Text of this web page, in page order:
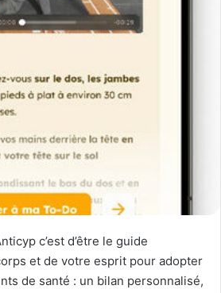
c’est d’être le guide
et de votre esprit pour adopter
de santé : un bilan personnalisé,